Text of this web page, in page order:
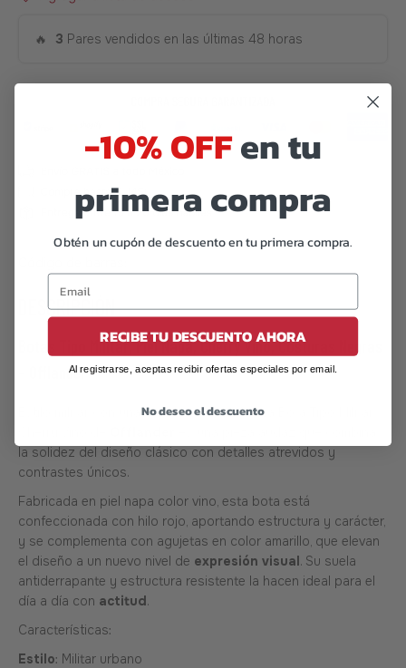
🔥 3 Pares vendidos en las últimas 48 horas
DESCRIPCIÓN
Botas Tipo Militar, Piel Napa, Cherry Vino, Costuras Negras
– Offlander
Estilo militar con una explosión de color. La Bota Tipo Militar
la solidez del diseño clásico con detalles atrevidos y
contrastes únicos.
Fabricada en piel napa color vino, esta bota está
confeccionada con hilo rojo, aportando estructura y carácter,
y se complementa con agujetas en color amarillo, que elevan
el diseño a un nuevo nivel de expresión visual. Su suela
antiderrapante y estructura resistente la hacen ideal para el
día a día con actitud.
Características:
Estilo: Militar urbano
-10% OFFen tu
primera compra
Obtén un cupón de descuento en tu primera compra.
RECIBE TU DESCUENTO AHORA
Al registrarse, aceptas recibir ofertas especiales por email.
No deseo el descuento